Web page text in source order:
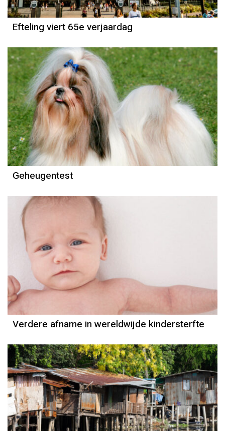
Efteling viert 65e verjaardag
Column
Tineke de Nooij
Geheugentest
Verdere afname in wereldwijde kindersterfte